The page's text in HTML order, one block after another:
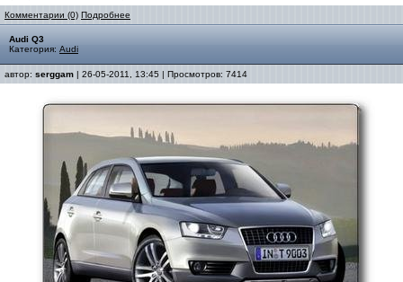
Комментарии (0) Подробнее
Audi Q3
Категория: Audi
автор: serggam | 26-05-2011, 13:45 | Просмотров: 7414